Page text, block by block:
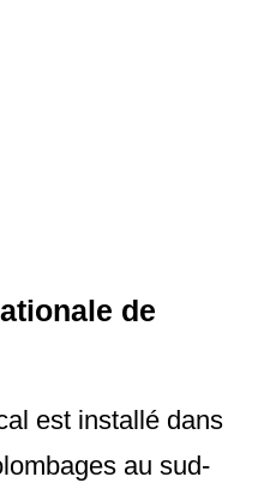
de
est installé dans
au sud-